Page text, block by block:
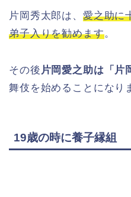
片岡秀太郎は、 愛之助に
弟子入りを勧めます。
その後 片岡愛之助は「片
舞伎を始めることになり
19歳の時に養子縁組